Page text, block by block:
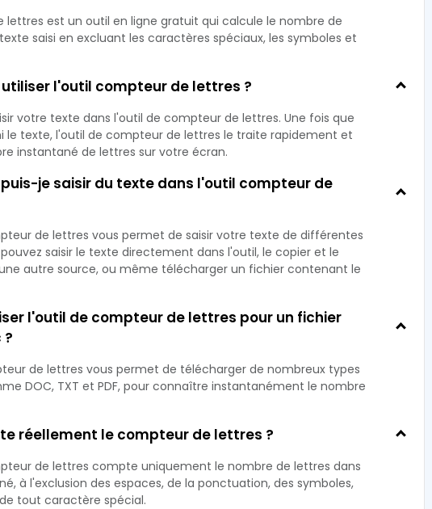
lettres est un outil en ligne gratuit qui calcule le nombre de
saisi en excluant les caractères spéciaux, les symboles et
l'outil compteur de lettres ?
votre texte dans l'outil de compteur de lettres. Une fois que
le texte, l'outil de compteur de lettres le traite rapidement et
instantané de lettres sur votre écran.
je saisir du texte dans l'outil compteur de
de lettres vous permet de saisir votre texte de différentes
saisir le texte directement dans l'outil, le copier et le
autre source, ou même télécharger un fichier contenant le
l'outil de compteur de lettres pour un fichier
?
de lettres vous permet de télécharger de nombreux types
DOC, TXT et PDF, pour connaître instantanément le nombre
réellement le compteur de lettres ?
de lettres compte uniquement le nombre de lettres dans
à l'exclusion des espaces, de la ponctuation, des symboles,
tout caractère spécial.